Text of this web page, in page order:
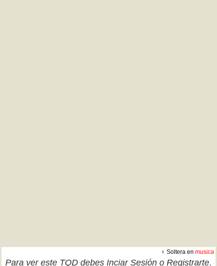
♀ Soltera en musica
Para ver este TQD debes Inciar Sesión o Registrarte.